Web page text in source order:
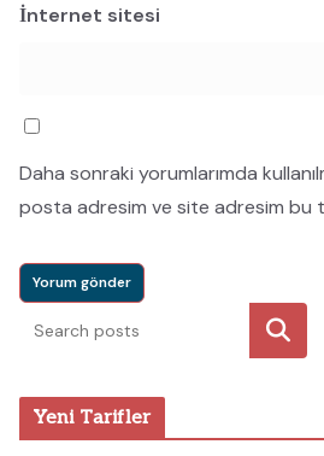
İnternet sitesi
Daha sonraki yorumlarımda
posta adresim ve site adresim bu
Ara
Yeni Tarifler